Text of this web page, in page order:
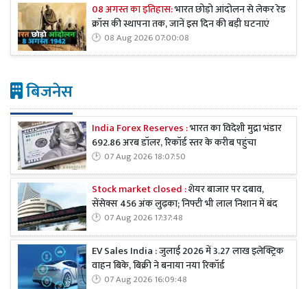
08 अगस्त का इतिहास:भारत छोड़ो आंदोलन से लेकर रेड
क्रॉस की स्थापना तक, जानें इस दिन की बड़ी घटनाएं
08 Aug 2026 07:00:08
बिजनेस
India Forex Reserves :भारत का विदेशी मुद्रा भंडार
692.86 अरब डॉलर, रिकॉर्ड स्तर के करीब पहुंचा
07 Aug 2026 18:07:50
Stock market closed :शेयर बाजार पर दबाव,
सेंसेक्स 456 अंक लुढ़का; निफ्टी भी लाल निशान में बंद
07 Aug 2026 17:37:48
EV Sales India : जुलाई 2026 में 3.27 लाख इलेक्ट्रिक
वाहन बिके, बिक्री ने बनाया नया रिकॉर्ड
07 Aug 2026 16:09:48